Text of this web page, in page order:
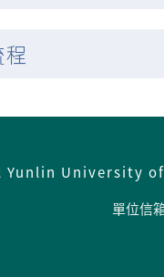
Yunlin University
單位信